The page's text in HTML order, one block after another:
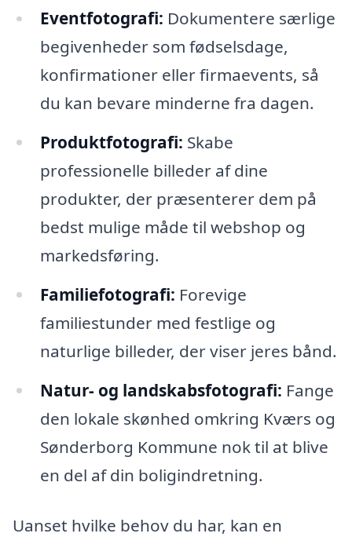
Eventfotografi: Dokumentere særlige
begivenheder som fødselsdage,
konfirmationer eller firmaevents, så
du kan bevare minderne fra dagen.
Produktfotografi: Skabe
professionelle billeder af dine
produkter, der præsenterer dem på
bedst mulige måde til webshop og
markedsføring.
Familiefotografi: Forevige
familiestunder med festlige og
naturlige billeder, der viser jeres bånd.
Natur- og landskabsfotografi: Fange
den lokale skønhed omkring Kværs og
Sønderborg Kommune nok til at blive
en del af din boligindretning.
Uanset hvilke behov du har, kan en